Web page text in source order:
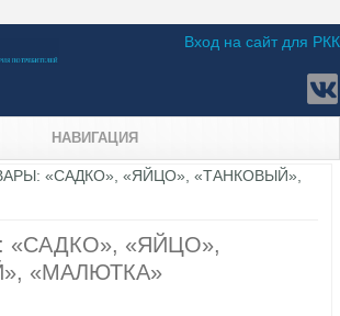
Вход на сайт для РКК
НАВИГАЦИЯ
«САДКО», «ЯЙЦО», «ТАНКОВЫЙ»,
«ЯЙЦО»,
«МАЛЮТКА»